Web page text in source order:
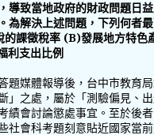
導致當地政府的財政問題日
為解決上述問題，下列何者
課徵稅率 (B)發展地方特色
利支出比例
題媒體報導後，台中市教育
」之處，屬於「測驗偏見、
績會討論懲處事宜。至於後
社會科考題刻意貼近國家當